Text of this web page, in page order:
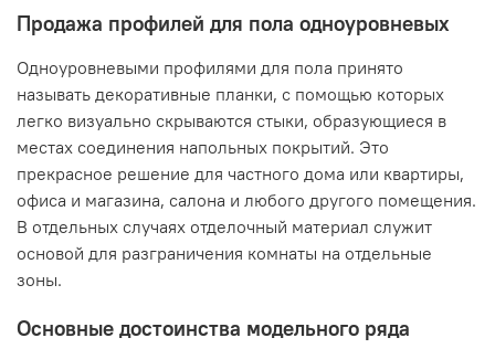
Продажа профилей для пола одноуровневых
Одноуровневыми профилями для пола принято
называть декоративные планки, с помощью которых
легко визуально скрываются стыки, образующиеся в
местах соединения напольных покрытий. Это
прекрасное решение для частного дома или квартиры,
офиса и магазина, салона и любого другого помещения.
В отдельных случаях отделочный материал служит
основой для разграничения комнаты на отдельные
зоны.
Основные достоинства модельного ряда